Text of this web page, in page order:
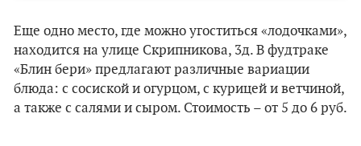
Еще одно место, где можно угоститься «лодочками»,
находится на улице Скрипникова, 3д. В фудтраке
«Блин бери» предлагают различные вариации
блюда: с сосиской и огурцом, с курицей и ветчиной,
а также с салями и сыром. Стоимость – от 5 до 6 руб.